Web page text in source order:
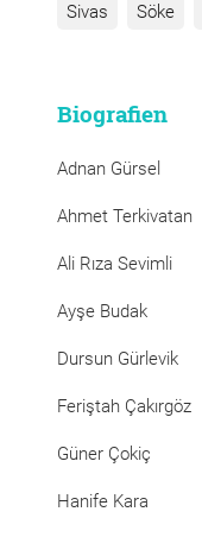
Sivas Söke
Biografien
Adnan Gürsel
Ahmet Terkivatan
Ali Rıza Sevimli
Ayşe Budak
Dursun Gürlevik
Feriştah Çakırgöz
Güner Çokiç
Hanife Kara